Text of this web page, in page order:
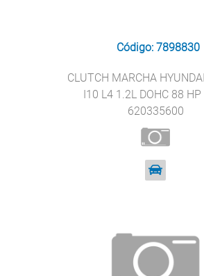
Código: 7898830
CLUTCH MARCHA
I10 L4 1.2L DOHC 88 HP
620335600